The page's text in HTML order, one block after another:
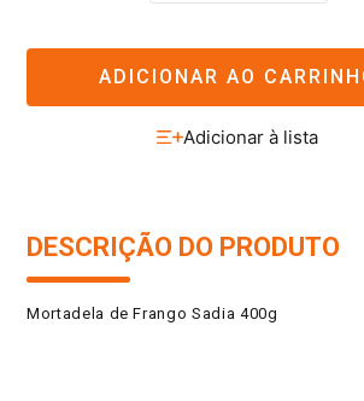
ADICIONAR AO
DESCRIÇÃO DO PRODUTO
Mortadela de Frango Sadia 400g